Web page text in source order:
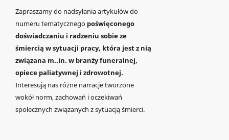
Zapraszamy do nadsyłania artykułów do
numeru tematycznego poświęconego
doświadczaniu i radzeniu sobie ze
śmiercią w sytuacji pracy, która jest z nią
związana m..in. w branży funeralnej,
opiece paliatywnej i zdrowotnej.
Interesują nas różne narracje tworzone
wokół norm, zachowań i oczekiwań
społecznych związanych z sytuacją śmierci.